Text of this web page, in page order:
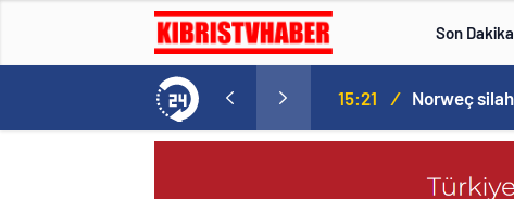
Son Dakika
Tam 5 futbolcu…. 15:21 /